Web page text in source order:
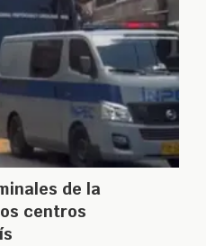
de la
centros